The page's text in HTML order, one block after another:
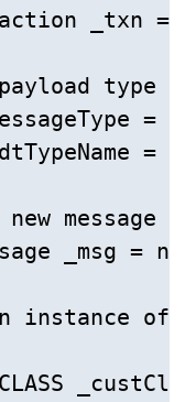
_txn =
type
=
=
new message
_msg =
instance of